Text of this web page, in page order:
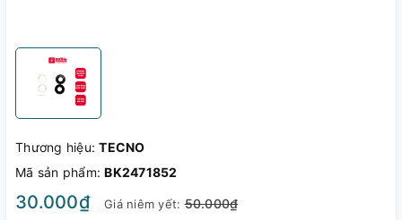
Thương hiệu:TECNO
Mã sản phẩm:BK2471852
30.000₫ Giá niêm yết:50.000₫